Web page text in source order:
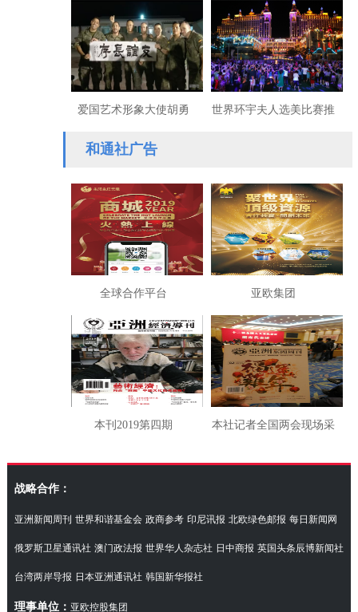
北京隆重举行 树
爱国艺术形象大使胡勇
飞：以笔为戈铸军魂，以
墨为桥续文脉
世界环宇夫人选美比赛推
和通社广告
全球合作平台 亚欧集团
本刊2019第四期 本社记者全国两会现场采
访湖南代表团
战略合作：
亚洲新闻周刊 世界和谐基金会 政商参考 印尼讯报 北欧绿色邮报 每日新闻网
俄罗斯卫星通讯社 澳门政法报 世界华人杂志社 日中商报 英国头条辰博新闻社
台湾两岸导报 日本亚洲通讯社 韩国新华报社
理事单位： 亚欧控股集团